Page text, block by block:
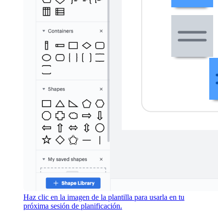
Haz clic en la imagen de la plantilla para usarla en tu
próxima sesión de planificación.